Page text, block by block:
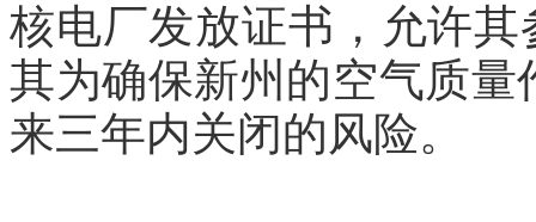
核电厂发放证书，允许
其为确保新州的空气质
来三年内关闭的风险。